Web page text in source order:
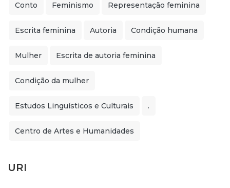
Conto Feminismo Representação feminina
Escrita feminina Autoria Condição humana
Mulher Escrita de autoria feminina
Condição da mulher
Estudos Linguísticos e Culturais .
Centro de Artes e Humanidades
URI